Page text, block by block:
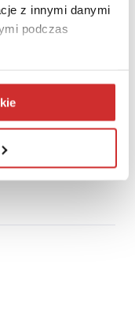
z innymi danymi
podczasi
partnerów, w tym
wyższego.
w Polsce i
Głównej
Master in